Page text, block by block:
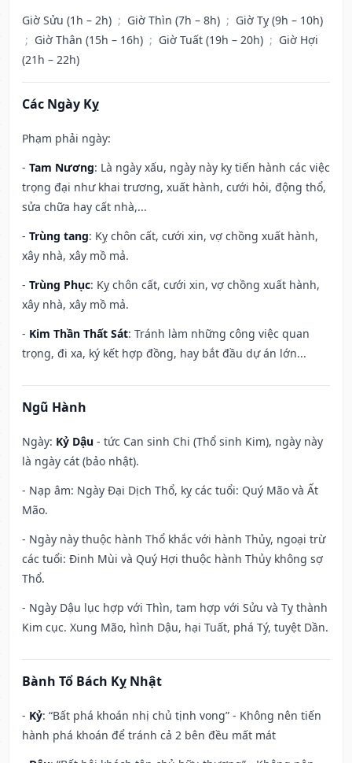
Giờ Sửu (1h – 2h) ; Giờ Thìn (7h – 8h) ; Giờ Tỵ (9h – 10h)
; Giờ Thân (15h – 16h) ; Giờ Tuất (19h – 20h) ; Giờ Hợi
(21h – 22h)
Các Ngày Kỵ
Phạm phải ngày:
- Tam Nương: Là ngày xấu, ngày này kỵ tiến hành các việc
trọng đại như khai trương, xuất hành, cưới hỏi, động thổ,
sửa chữa hay cất nhà,...
- Trùng tang: Kỵ chôn cất, cưới xin, vợ chồng xuất hành,
xây nhà, xây mồ mả.
- Trùng Phục: Kỵ chôn cất, cưới xin, vợ chồng xuất hành,
xây nhà, xây mồ mả.
- Kim Thần Thất Sát: Tránh làm những công việc quan
trọng, đi xa, ký kết hợp đồng, hay bắt đầu dự án lớn...
Ngũ Hành
Ngày: Kỷ Dậu - tức Can sinh Chi (Thổ sinh Kim), ngày này
là ngày cát (bảo nhật).
- Nạp âm: Ngày Đại Dịch Thổ, kỵ các tuổi: Quý Mão và Ất
Mão.
- Ngày này thuộc hành Thổ khắc với hành Thủy, ngoại trừ
các tuổi: Đinh Mùi và Quý Hợi thuộc hành Thủy không sợ
Thổ.
- Ngày Dậu lục hợp với Thìn, tam hợp với Sửu và Tỵ thành
Kim cục. Xung Mão, hình Dậu, hại Tuất, phá Tý, tuyệt Dần.
Bành Tổ Bách Kỵ Nhật
- Kỷ: “Bất phá khoán nhị chủ tịnh vong” - Không nên tiến
hành phá khoán để tránh cả 2 bên đều mất mát